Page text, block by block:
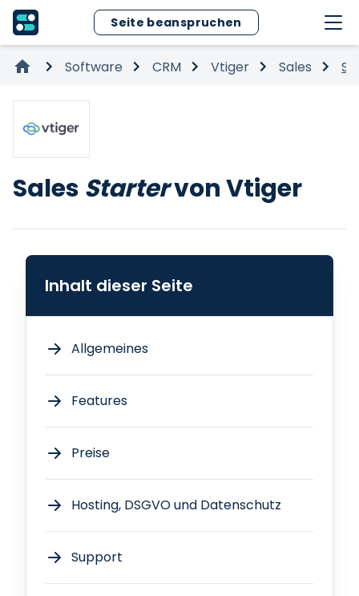
Seite beanspruchen
Software CRM Vtiger Sales
Sales Startervon Vtiger
Inhalt dieser Seite
Allgemeines
Features
Preise
Hosting, DSGVO und Datenschutz
Support